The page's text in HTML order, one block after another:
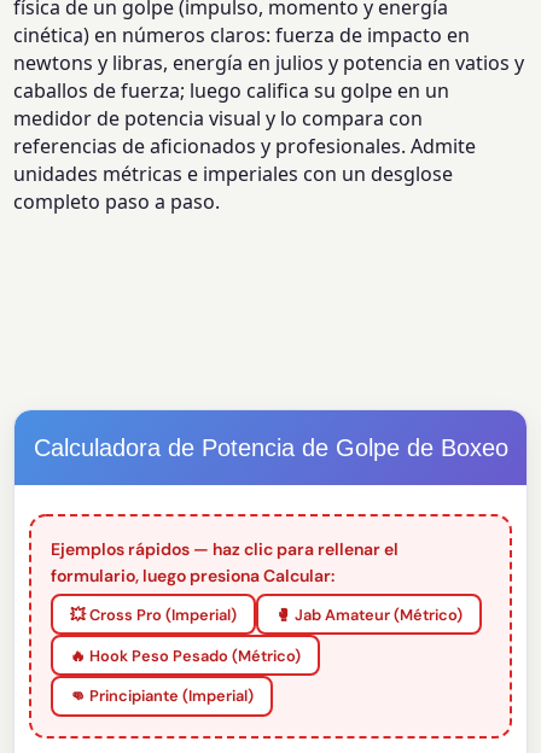
física de un golpe (impulso, momento y energía
cinética) en números claros: fuerza de impacto en
newtons y libras, energía en julios y potencia en vatios y
caballos de fuerza; luego califica su golpe en un
medidor de potencia visual y lo compara con
referencias de aficionados y profesionales. Admite
unidades métricas e imperiales con un desglose
completo paso a paso.
Calculadora de Potencia de Golpe de Boxeo
Ejemplos rápidos — haz clic para rellenar el
formulario, luego presiona Calcular:
💥 Cross Pro (Imperial)
🥊 Jab Amateur (Métrico)
🔥 Hook Peso Pesado (Métrico)
👊 Principiante (Imperial)